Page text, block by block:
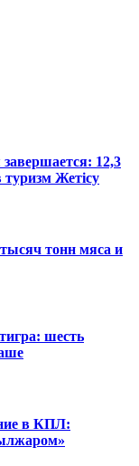
12,3
туризм Жетісу
тысяч тонн мяса и
шесть
в КПЛ: